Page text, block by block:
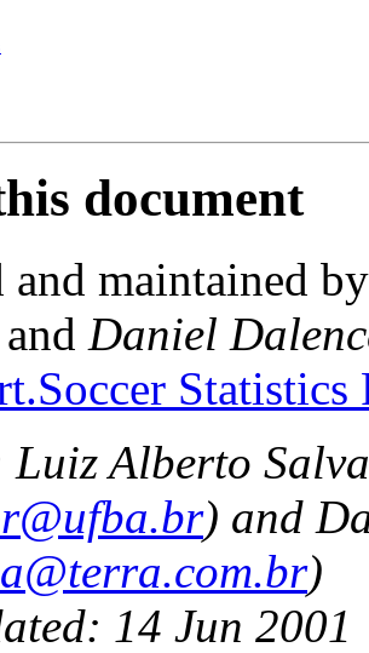
document
and maintained
and Daniel
Alberto
) and
)
14 Jun 2001